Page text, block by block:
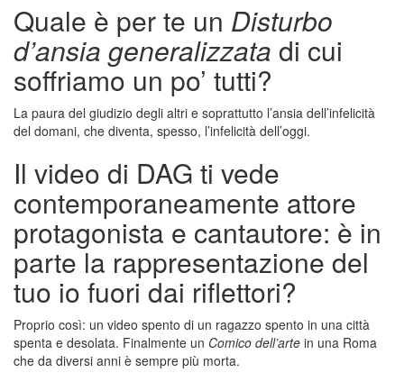
Quale è per te un Disturbo
d’ansia generalizzata di cui
soffriamo un po’ tutti?
La paura del giudizio degli altri e soprattutto l’ansia dell’infelicità
del domani, che diventa, spesso, l’infelicità dell’oggi.
Il video di DAG ti vede
contemporaneamente attore
protagonista e cantautore: è in
parte la rappresentazione del
tuo io fuori dai riflettori?
Proprio così: un video spento di un ragazzo spento in una città
spenta e desolata. Finalmente un Comico dell’arte in una Roma
che da diversi anni è sempre più morta.